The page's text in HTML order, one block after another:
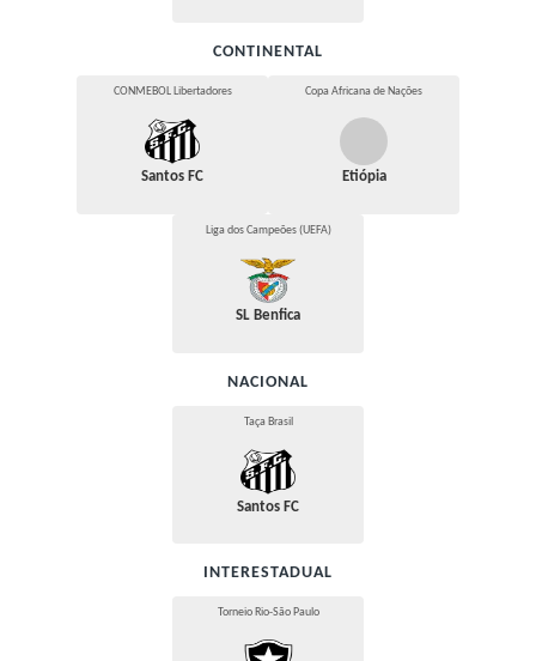
CONTINENTAL
CONMEBOL Libertadores
Santos FC
Copa Africana de Nações
Etiópia
Liga dos Campeões (UEFA)
SL Benfica
NACIONAL
Taça Brasil
Santos FC
INTERESTADUAL
Torneio Rio-São Paulo